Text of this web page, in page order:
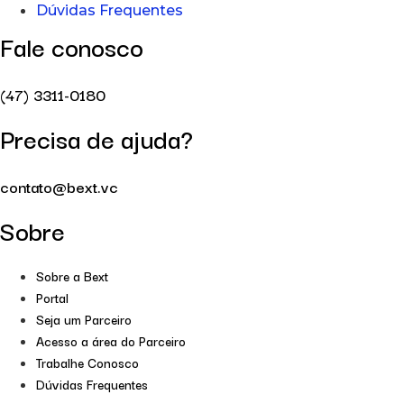
Dúvidas Frequentes
Fale conosco
(47) 3311-0180
Precisa de ajuda?
contato@bext.vc
Sobre
Sobre a Bext
Portal
Seja um Parceiro
Acesso a área do Parceiro
Trabalhe Conosco
Dúvidas Frequentes